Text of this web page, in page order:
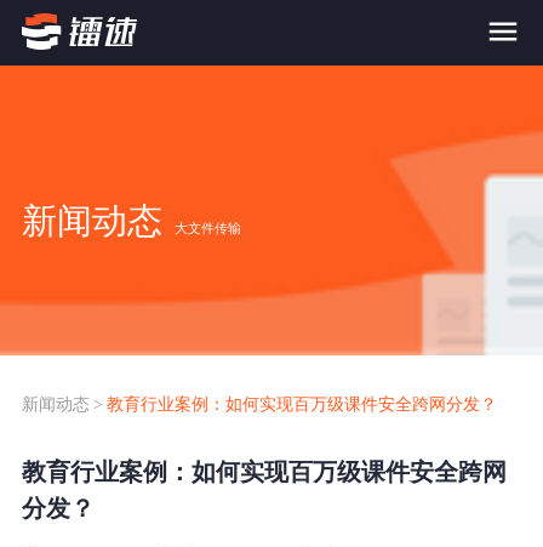
FTP替代升级
SDK传输应用集成
跨国数据传输
案例
新闻动态
新闻动态 大文件传输
新闻动态 > 教育行业案例：如何实现百万级课件安全跨网分发？
教育行业案例：如何实现百万级课件安全跨网
分发？